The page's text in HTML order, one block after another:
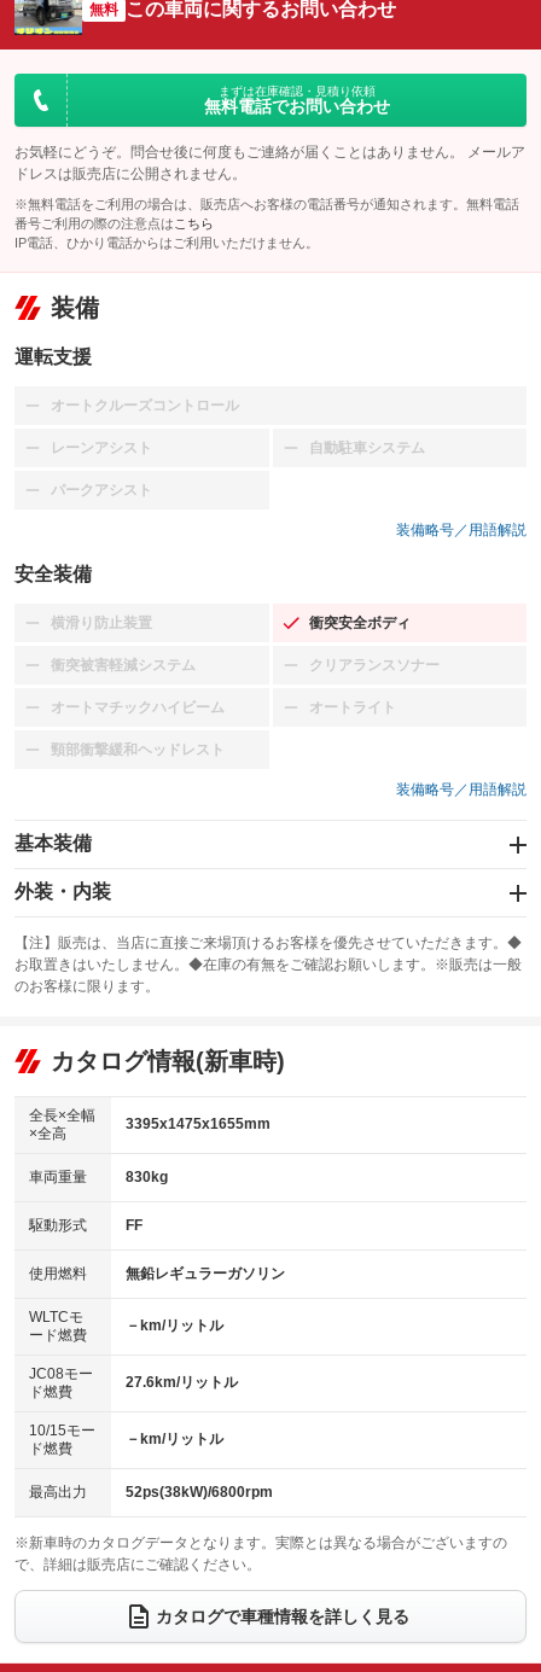
無料 この車両に関するお問い合わせ
まずは在庫確認・見積り依頼
無料電話でお問い合わせ
お気軽にどうぞ。問合せ後に何度もご連絡が届くことはありません。 メールア
ドレスは販売店に公開されません。
※無料電話をご利用の場合は、販売店へお客様の電話番号が通知されます。無料電話
番号ご利用の際の注意点は こちら
IP電話、ひかり電話からはご利用いただけません。
装備
運転支援
オートクルーズコントロール
：装備なし
レーンアシスト
：装備なし 自動駐車システム
：装備なし
パークアシスト
：装備なし
装備略号／用語解説
安全装備
横滑り防止装置
：装備なし 衝突安全ボディ
：装備あり
衝突被害軽減システム
：装備なし クリアランスソナー
：装備なし
オートマチックハイビーム
：装備なし オートライト
：装備なし
頸部衝撃緩和ヘッドレスト
：装備なし
装備略号／用語解説
基本装備
エアバッグ：運転席/助手席
：装備あり
：装備なし
サンルーフ
：装備なし ABS
リフトアップ
：装備なし
：装備なし
パワーウィンドウ
アイドリングストップ
：装備あり
USB入力端子
：装備なし
100V電源
：装備なし
センターデフロック
：装備なし
電動格納ミラー
：装備あり
外装・内装
カーナビ：CDナビ
：装備あり
TV：フルセグ
：装備あり
ビジュアル
：装備なし
：装備あり
革シート
キーレス
HID(キセノンライト)
：装備なし
バックカメラ
：装備なし
エアロ
：装備なし
：装備なし
パワーシート
ベンチシート
：装備あり
チップアップシート
：装備なし
：装備なし ：装備なし
ウォークスルー
：装備なし
電動リアゲート フロントカメラ
：装備なし
：装備なし ：装備なし
【注】販売は、当店に直接ご来場頂けるお客様を優先させていただきます。◆
お取置きはいたしません。◆在庫の有無をご確認お願いします。※販売は一般
のお客様に限ります。
カタログ情報(新車時)
全長×全幅
×全高
3395x1475x1655mm
車両重量 830kg
駆動形式 FF
使用燃料 無鉛レギュラーガソリン
WLTCモ
ード燃費
－km/リットル
JC08モー
ド燃費
27.6km/リットル
10/15モー
ド燃費
－km/リットル
最高出力 52ps(38kW)/6800rpm
※新車時のカタログデータとなります。実際とは異なる場合がございますの
で、詳細は販売店にご確認ください。
カタログで車種情報を詳しく見る